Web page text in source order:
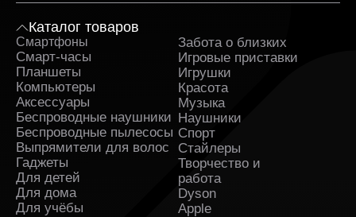
Каталог товаров
Смартфоны
Смарт-часы
Планшеты
Компьютеры
Аксессуары
Беспроводные наушники
Беспроводные пылесосы
Выпрямители для волос
Гаджеты
Для детей
Для дома
Для учёбы
Забота о близких
Игровые приставки
Игрушки
Красота
Музыка
Наушники
Спорт
Стайлеры
Творчество и
работа
Dyson
Apple